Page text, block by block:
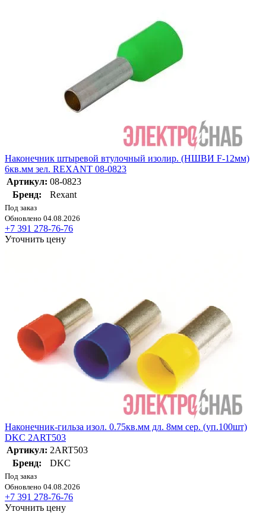
Наконечник штыревой втулочный изолир. (НШВИ F-12мм)
6кв.мм зел. REXANT 08-0823
Артикул: 08-0823
Бренд:
Rexant
Под заказ
Обновлено 04.08.2026
+7 391 278-76-76
Уточнить цену
Наконечник-гильза изол. 0.75кв.мм дл. 8мм сер. (уп.100шт)
DKC 2ART503
Артикул: 2ART503
Бренд:
DKC
Под заказ
Обновлено 04.08.2026
+7 391 278-76-76
Уточнить цену